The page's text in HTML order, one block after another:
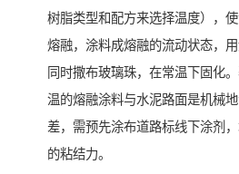
树脂类型和配方来选择温度），
熔融，涂料成熔融的流动状态，用
同时撒布玻璃珠，在常温下固化
温的熔融涂料与水泥路面是机械
差，需预先涂布道路标线下涂剂
的粘结力。